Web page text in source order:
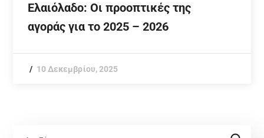
Ελαιόλαδο: Οι προοπτικές της
αγοράς για το 2025 – 2026
10 Δεκεμβρίου, 2025